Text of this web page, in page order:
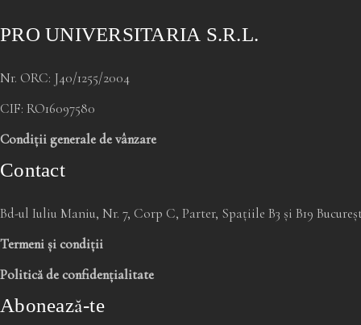
PRO UNIVERSITARIA S.R.L.
Nr. ORC: J40/1255/2004
CIF: RO16097580
Condiții generale de vânzare
Contact
Bd-ul Iuliu Maniu, Nr. 7, Corp C, Parter, Spațiile B3 și B19
Termeni și condiții
Politică de confidențialitate
Abonează-te